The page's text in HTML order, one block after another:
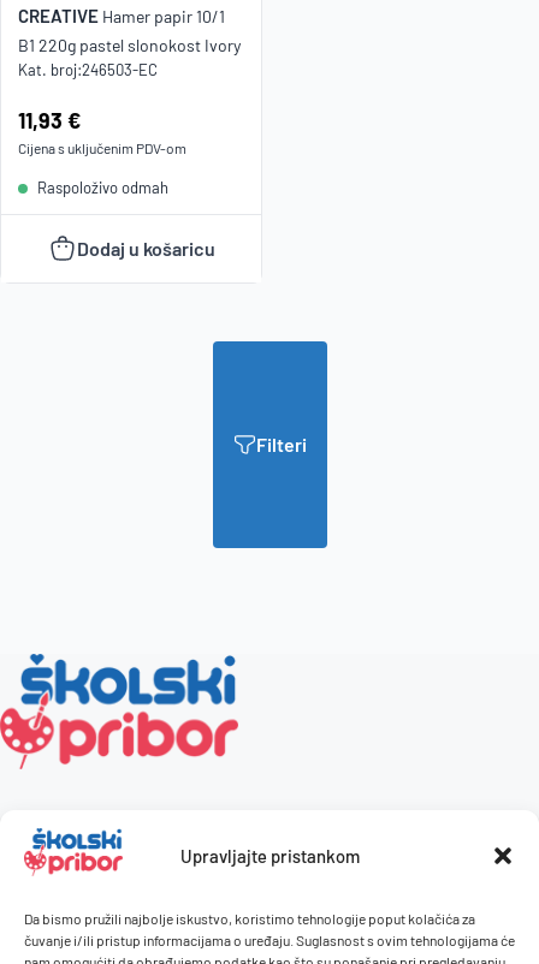
Upravljajte pristankom
Da bismo pružili najbolje iskustvo, koristimo tehnologije poput kolačića za
čuvanje i/ili pristup informacijama o uređaju. Suglasnost s ovim tehnologijama će
CREATIVE Hamer papir 10/1
B1 220g pastel slonokost Ivory
Kat. broj:246503-EC
Cijena:
11,93 €
Cijena s uključenim PDV-om
Raspoloživo odmah
Dodaj u košaricu
Filteri